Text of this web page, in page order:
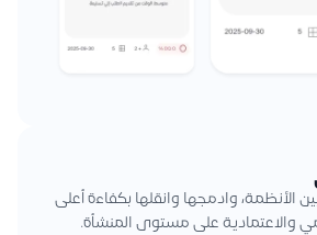
الأنظمة، وادمجها وانقلها بكفاءة أعلى
والاعتمادية على مستوى المنشأة.